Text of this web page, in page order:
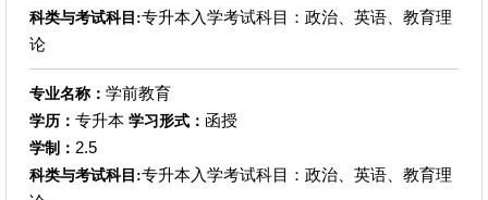
科类与考试科目:专升本入学考试科目：政治、英语、教育理
论
专业名称： 学前教育
学历： 专升本 学习形式： 函授
学制： 2.5
科类与考试科目:专升本入学考试科目：政治、英语、教育理